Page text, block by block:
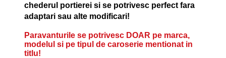
chederul portierei si se potrivesc perfect fara
adaptari sau alte modificari!
Paravanturile se potrivesc DOAR pe marca,
modelul si pe tipul de caroserie mentionat in
titlu!